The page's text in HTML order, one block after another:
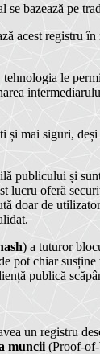
bazează pe
acest
le
și mai siguri,
publicului și
oferă
doar de
) a tuturor
pot chiar susține
publică
un registru
muncii (Proof-of-